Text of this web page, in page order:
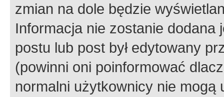
zmian na dole będzie
Informacja nie zostanie dodana
postu lub post był edytowany
(powinni oni poinformować
normalni użytkownicy nie